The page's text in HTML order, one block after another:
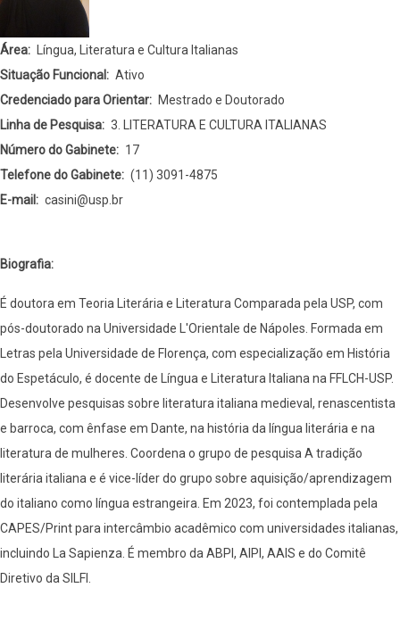
Área
Língua, Literatura e Cultura Italianas
Situação Funcional
Ativo
Credenciado para Orientar
Mestrado e Doutorado
Linha de Pesquisa
3. LITERATURA E CULTURA ITALIANAS
Número do Gabinete
17
Telefone do Gabinete
(11) 3091-4875
E-mail
casini@usp.br
Biografia:
É doutora em Teoria Literária e Literatura Comparada pela USP, com
pós-doutorado na Universidade L'Orientale de Nápoles. Formada em
Letras pela Universidade de Florença, com especialização em História
do Espetáculo, é docente de Língua e Literatura Italiana na FFLCH-USP.
Desenvolve pesquisas sobre literatura italiana medieval, renascentista
e barroca, com ênfase em Dante, na história da língua literária e na
literatura de mulheres. Coordena o grupo de pesquisa A tradição
literária italiana e é vice-líder do grupo sobre aquisição/aprendizagem
do italiano como língua estrangeira. Em 2023, foi contemplada pela
CAPES/Print para intercâmbio acadêmico com universidades italianas,
incluindo La Sapienza. É membro da ABPI, AIPI, AAIS e do Comitê
Diretivo da SILFI.